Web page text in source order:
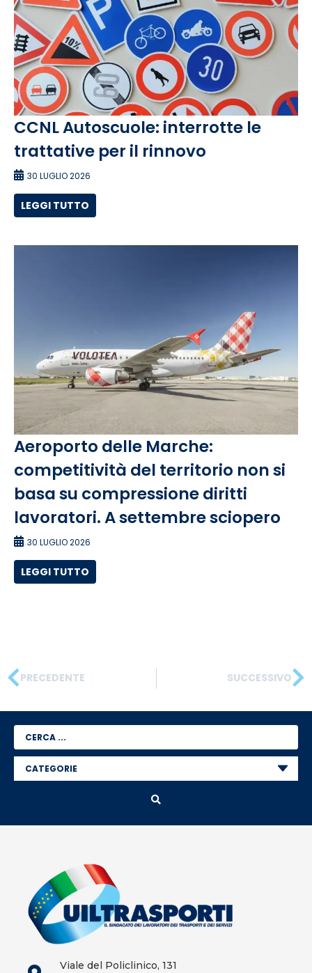
CCNL Autoscuole: interrotte le
trattative per il rinnovo
30 LUGLIO 2026
LEGGI TUTTO
Aeroporto delle Marche:
competitività del territorio non si
basa su compressione diritti
lavoratori. A settembre sciopero
30 LUGLIO 2026
LEGGI TUTTO
PRECEDENTE SUCCESSIVO
Viale del Policlinico, 131